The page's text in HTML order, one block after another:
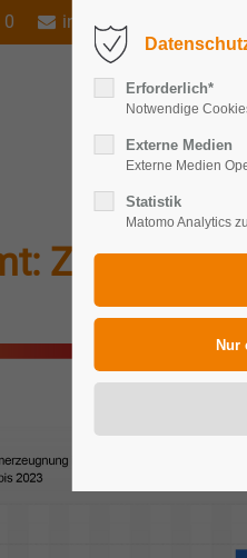
0 info@solarkoenig.com
LEISTUNGEN
Zubau
Erforderlich*
Notwendige
Externe Medien
Externe Medien
Statistik
Matomo Analytics